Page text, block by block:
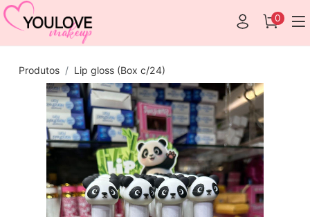
0
Produtos Lip gloss (Box c/24)